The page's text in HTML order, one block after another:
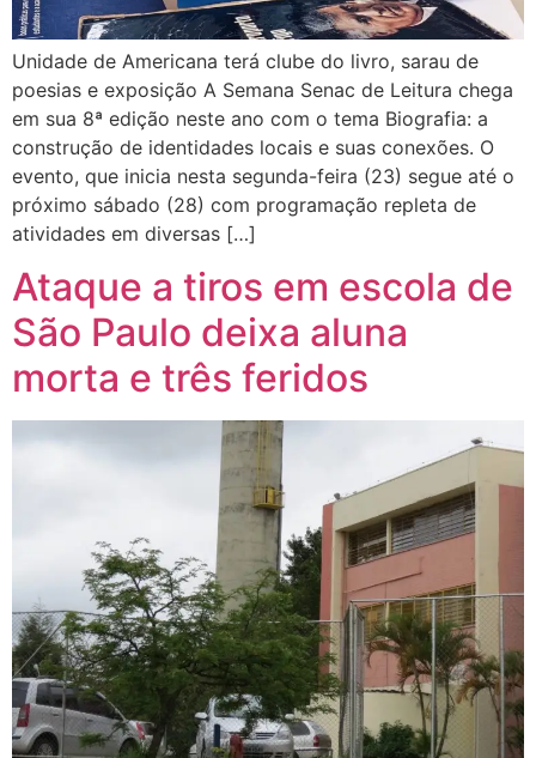
Unidade de Americana terá clube do livro, sarau de
poesias e exposição A Semana Senac de Leitura chega
em sua 8ª edição neste ano com o tema Biografia: a
construção de identidades locais e suas conexões. O
evento, que inicia nesta segunda-feira (23) segue até o
próximo sábado (28) com programação repleta de
atividades em diversas […]
Ataque a tiros em escola de
São Paulo deixa aluna
morta e três feridos